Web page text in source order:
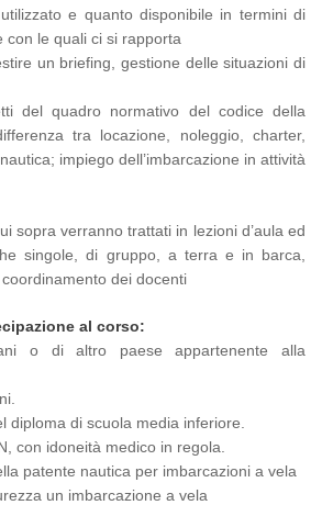
e quanto disponibile in termini di
con le quali ci si rapporta
un briefing, gestione delle situazioni di
del quadro normativo del codice della
tra locazione, noleggio, charter,
impiego dell’imbarcazione in attività
sopra verranno trattati in lezioni d’aula ed
singole, di gruppo, a terra e in barca,
dei docenti
al corso:
o di altro paese appartenente alla
diploma di scuola media inferiore.
con idoneità medico in regola.
patente nautica per imbarcazioni a vela
un imbarcazione a vela